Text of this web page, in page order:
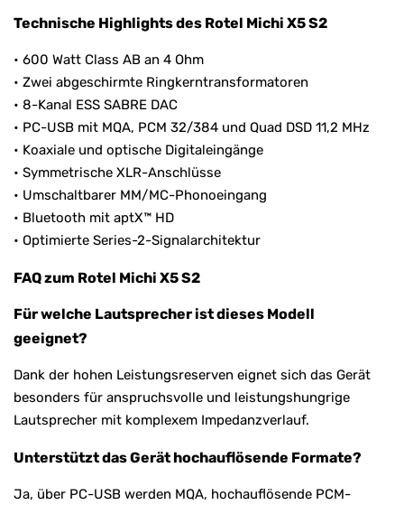
Technische Highlights des Rotel Michi X5 S2
• 600 Watt Class AB an 4 Ohm
• Zwei abgeschirmte Ringkerntransformatoren
• 8-Kanal ESS SABRE DAC
• PC-USB mit MQA, PCM 32/384 und Quad DSD 11,2 MHz
• Koaxiale und optische Digitaleingänge
• Symmetrische XLR-Anschlüsse
• Umschaltbarer MM/MC-Phonoeingang
• Bluetooth mit aptX™ HD
• Optimierte Series-2-Signalarchitektur
FAQ zum Rotel Michi X5 S2
Für welche Lautsprecher ist dieses Modell
geeignet?
Dank der hohen Leistungsreserven eignet sich das Gerät
besonders für anspruchsvolle und leistungshungrige
Lautsprecher mit komplexem Impedanzverlauf.
Unterstützt das Gerät hochauflösende Formate?
Ja, über PC-USB werden MQA, hochauflösende PCM-